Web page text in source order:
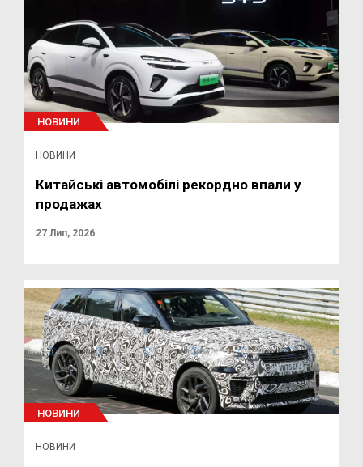
НОВИНИ
НОВИНИ
Китайські автомобілі рекордно впали у
продажах
27 Лип, 2026
НОВИНИ
НОВИНИ